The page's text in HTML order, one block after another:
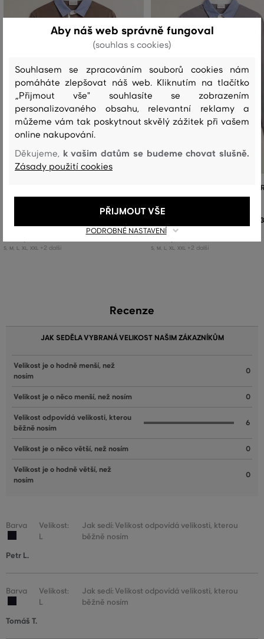
HEAVY RUGGER
S M L XL XXL +2 další
POLOKOŠILE GANT REG
HEAVY RUGGER
S M L XL XXL +2 další
Recenze
JAK SEDĚLA VYBRANÁ VELIKOST NAŠIM ZÁKAZNÍKŮM
Velikost je o hodně menší, než
nosím
0
Velikost je o něco menší, než nosím 0
Velikost odpovídá velikosti, kterou
běžně nosím
6
Velikost je o něco větší, než nosím 0
Velikost je o hodně větší, než
nosím
0
Barva
Velikost:
L
Jak sedí: Velikost odpovídá velikosti, kterou
běžně nosím
Petr L.
Barva
Velikost:
L
Jak sedí: Velikost odpovídá velikosti, kterou
běžně nosím
Tomáš T.
Aby náš web správně fungoval
(souhlas s cookies)
Souhlasem se zpracováním souborů cookies nám
pomáháte zlepšovat náš web. Kliknutím na tlačítko
„Přijmout vše" souhlasíte se zobrazením
personalizovaného obsahu, relevantní reklamy a
můžeme vám tak poskytnout skvělý zážitek při vašem
online nakupování.
Děkujeme, k vašim datům se budeme chovat slušně.
Zásady použití cookies
PODROBNÉ NASTAVENÍ
PŘIJMOUT VŠE